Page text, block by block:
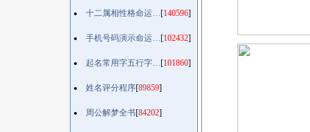
十二属相性格命运…[140596]
手机号码演示命运…[102432]
起名常用字五行字…[101860]
姓名评分程序[89859]
周公解梦全书[84202]